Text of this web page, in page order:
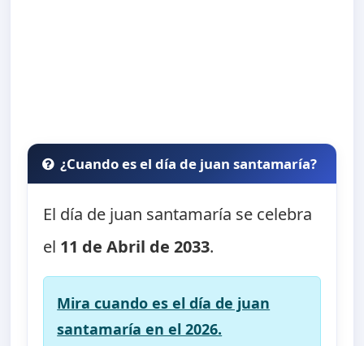
¿Cuando es el día de juan santamaría?
El día de juan santamaría se celebra
el 11 de Abril de 2033.
Mira cuando es el día de juan
santamaría en el 2026.